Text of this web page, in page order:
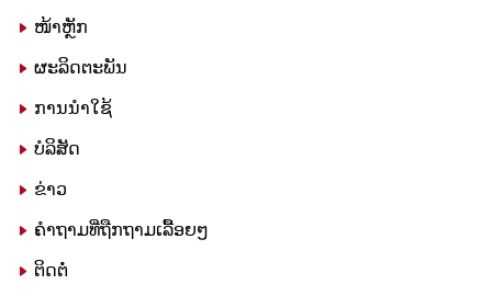
ໜ້າຫຼັກ
ຜະລິດຕະພັນ
ການນຳໃຊ້
ບໍລິສັດ
ຂ່າວ
ຄຳຖາມທີ່ຖືກຖາມເລື້ອຍໆ
ຕິດຕໍ່